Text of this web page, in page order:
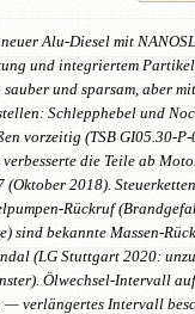
Alu-Diesel mit
und integriertem
und sparsam, aber
Schlepphebel und
vorzeitig (TSB GI05.30-
verbesserte die Teile ab
(Oktober 2018).
Rückruf
sind bekannte Massen-
(LG Stuttgart 2020:
Ölwechsel-Intervall
— verlängertes Intervall